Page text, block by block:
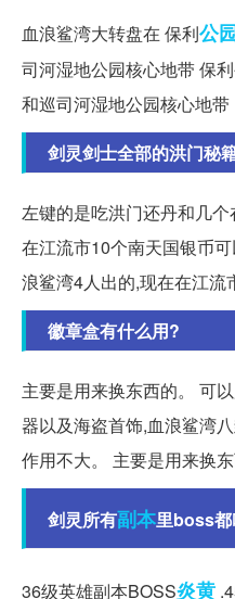
血浪鲨湾大转盘在 保利公
司河湿地公园核心地带 保
和巡司河湿地公园核心地带
剑灵剑士全部的洪门秘
左键的是吃洪门还丹和几
在江流市10个南天国银币
浪鲨湾4人出的,现在在江流
徽章盒有什么用?
主要是用来换东西的。 可
器以及海盗首饰,血浪鲨湾
作用不大。 主要是用来换东
剑灵所有副本里boss
36级英雄副本BOSS炎黄